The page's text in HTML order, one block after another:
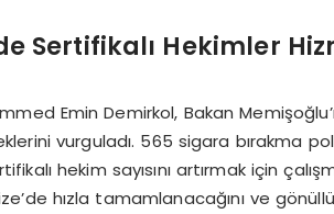
Sertifikalı Hekimler
Emin Demirkol, Bakan
vurguladı. 565 sigara bırakma
hekim sayısını artırmak için
hızla tamamlanacağını ve